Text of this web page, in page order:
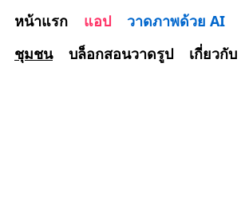
หน้าแรก แอป
วาดภาพด้วย AI
ชุมชน
บล็อกสอนวาดรูป เกี่ยวกับ